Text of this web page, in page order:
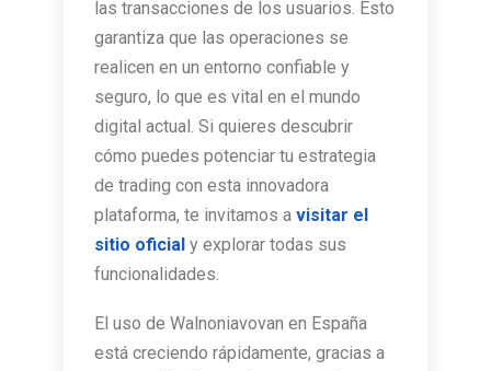
las transacciones de los usuarios. Esto
garantiza que las operaciones se
realicen en un entorno confiable y
seguro, lo que es vital en el mundo
digital actual. Si quieres descubrir
cómo puedes potenciar tu estrategia
de trading con esta innovadora
plataforma, te invitamos a visitar el
sitio oficial y explorar todas sus
funcionalidades.
El uso de Walnoniavovan en España
está creciendo rápidamente, gracias a